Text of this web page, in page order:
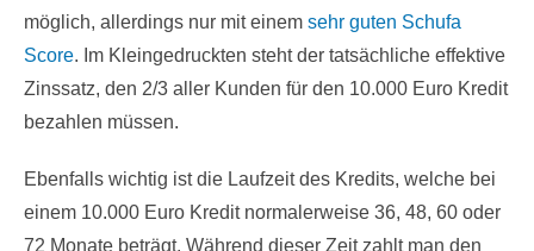
möglich, allerdings nur mit einem sehr guten Schufa
Score. Im Kleingedruckten steht der tatsächliche effektive
Zinssatz, den 2/3 aller Kunden für den 10.000 Euro Kredit
bezahlen müssen.
Ebenfalls wichtig ist die Laufzeit des Kredits, welche bei
einem 10.000 Euro Kredit normalerweise 36, 48, 60 oder
72 Monate beträgt. Während dieser Zeit zahlt man den